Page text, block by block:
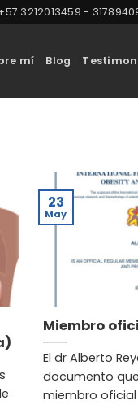
3212013459 -
mí Blog
Miembro
El dr Alberto
documento
miembro oficial
23
May